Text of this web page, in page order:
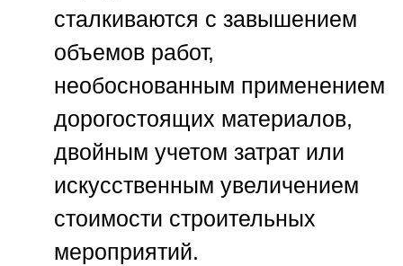
сталкиваются с завышением
объемов работ,
необоснованным применением
дорогостоящих материалов,
двойным учетом затрат или
искусственным увеличением
стоимости строительных
мероприятий.